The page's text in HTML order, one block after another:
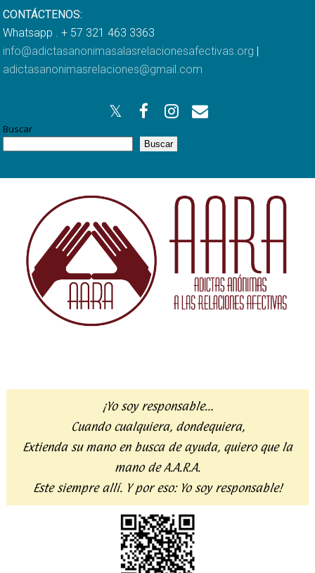
CONTÁCTENOS:
Whatsapp . + 57 321 463 3363
info@adictasanonimasalasrelacionesafectivas.org |
adictasanonimasrelaciones@gmail.com
Buscar
Buscar
¡Yo soy responsable…
Cuando cualquiera, dondequiera,
Extienda su mano en busca de ayuda, quiero que la
mano de A.A.R.A.
Este siempre allí. Y por eso: Yo soy responsable!